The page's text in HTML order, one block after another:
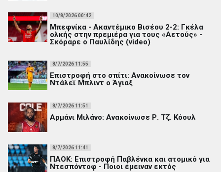
10/8/2026 00:42
Μπεφνίκα - Ακαντέμικο Βισέου 2-2: Γκέλα
ολκής στην πρεμιέρα για τους «Αετούς» -
Σκόραρε ο Παυλίδης (video)
8/7/2026 11:55
Επιστροφή στο σπίτι: Ανακοίνωσε τον
Ντάλεϊ Μπλιντ ο Άγιαξ
8/7/2026 11:51
Αρμάνι Μιλάνο: Ανακοίνωσε Ρ. Τζ. Κόουλ
8/7/2026 11:41
ΠΑΟΚ: Επιστροφή Παβλένκα και ατομικό για
Ντεσπόντοφ - Ποιοι έμειναν εκτός